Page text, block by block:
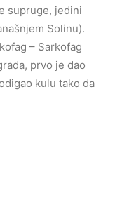
supruge, jedini
Solinu).
– Sarkofag
prvo je dao
kulu tako da